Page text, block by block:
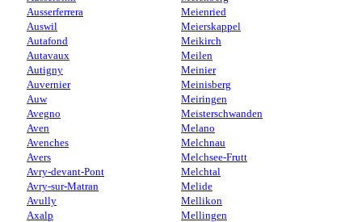
Ausserferrera
Auswil
Autafond
Autavaux
Autigny
Auvernier
Auw
Avegno
Aven
Avenches
Avers
Avry-devant-Pont
Avry-sur-Matran
Avully
Axalp
Meienried
Meierskappel
Meikirch
Meilen
Meinier
Meinisberg
Meiringen
Meisterschwanden
Melano
Melchnau
Melchsee-Frutt
Melchtal
Melide
Mellikon
Mellingen